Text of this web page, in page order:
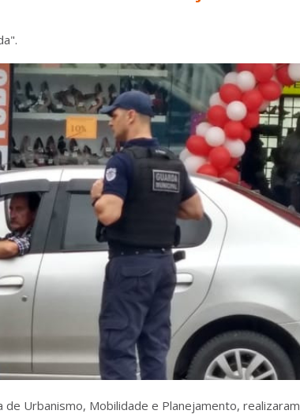
Urbanismo, Mobilidade e Planejamento, realizaram